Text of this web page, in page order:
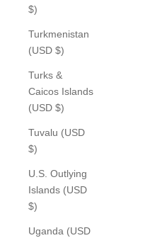
$)
Turkmenistan
(USD $)
Turks &
Caicos Islands
(USD $)
Tuvalu (USD
$)
U.S. Outlying
Islands (USD
$)
Uganda (USD